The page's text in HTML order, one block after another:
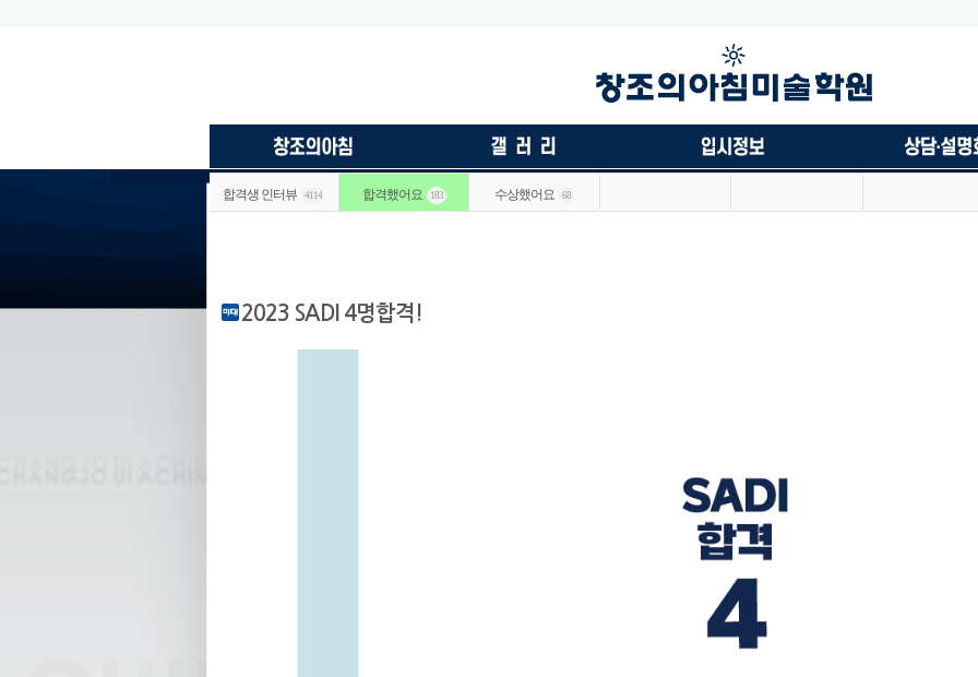
합격생 인터뷰 4114 합격했어요 183 수상했어요 68
2023 SADI 4명합격!